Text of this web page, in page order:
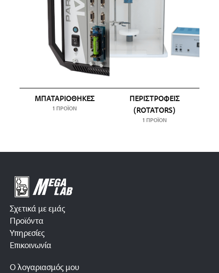
ΜΠΑΤΑΡΙΟΘΉΚΕΣ
1 ΠΡΟΪΌΝ
ΠΕΡΙΣΤΡΟΦΕΊΣ
(ROTATORS)
1 ΠΡΟΪΌΝ
Σχετικά με εμάς
Προϊόντα
Υπηρεσίες
Επικοινωνία
Ο λογαριασμός μου